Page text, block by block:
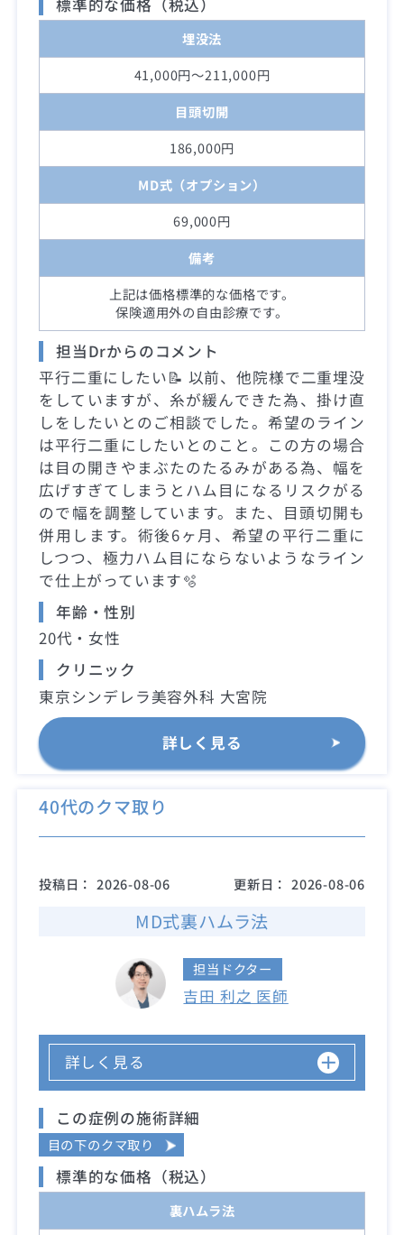
標準的な価格（税込）
埋没法
41,000円～211,000円
目頭切開
186,000円
MD式（オプション）
69,000円
備考
上記は価格標準的な価格です。
保険適用外の自由診療です。
担当Drからのコメント
平行二重にしたい📝 以前、他院様で二重埋没
をしていますが、糸が緩んできた為、掛け直
しをしたいとのご相談でした。希望のライン
は平行二重にしたいとのこと。この方の場合
は目の開きやまぶたのたるみがある為、幅を
広げすぎてしまうとハム目になるリスクがる
ので幅を調整しています。また、目頭切開も
併用します。術後6ヶ月、希望の平行二重に
しつつ、極力ハム目にならないようなライン
で仕上がっています🫧
年齢・性別
20代・女性
クリニック
東京シンデレラ美容外科 大宮院
詳しく見る
40代のクマ取り
投稿日： 2026-08-06 更新日： 2026-08-06
MD式裏ハムラ法
担当ドクター
吉田 利之 医師
詳しく見る
この症例の施術詳細
目の下のクマ取り
標準的な価格（税込）
裏ハムラ法